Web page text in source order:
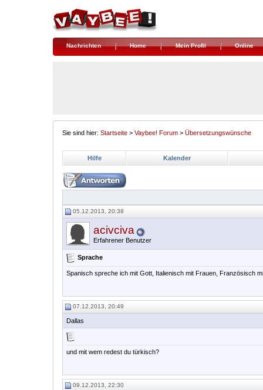
Nachrichten Home Mein Profil Online
Sie sind hier: Startseite > Vaybee! Forum > Übersetzungswünsche
Hilfe Kalender
05.12.2013, 20:38
acivciva
Erfahrener Benutzer
Sprache
Spanisch spreche ich mit Gott, Italienisch mit Frauen, Französisch
07.12.2013, 20:49
Dallas
und mit wem redest du türkisch?
09.12.2013, 22:30